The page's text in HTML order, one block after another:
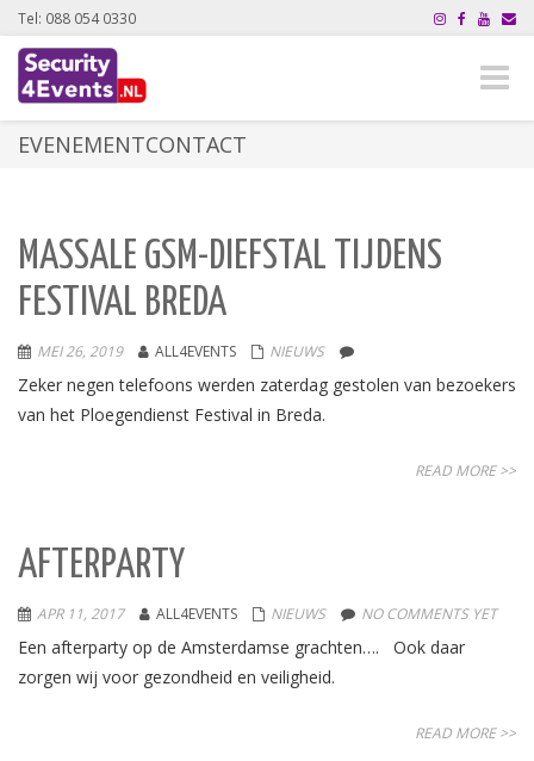
Tel: 088 054 0330
Toggle
EVENEMENTCONTACT
MASSALE GSM-DIEFSTAL TIJDENS
FESTIVAL BREDA
MEI 26, 2019 ALL4EVENTS NIEUWS
Zeker negen telefoons werden zaterdag gestolen van bezoekers
van het Ploegendienst Festival in Breda.
READ MORE >>
AFTERPARTY
APR 11, 2017 ALL4EVENTS NIEUWS NO COMMENTS YET
Een afterparty op de Amsterdamse grachten…. Ook daar
zorgen wij voor gezondheid en veiligheid.
READ MORE >>